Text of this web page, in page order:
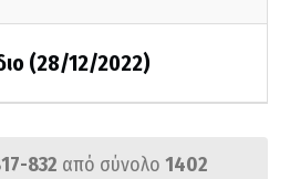
(28/12/2022)
832 από σύνολο 1402